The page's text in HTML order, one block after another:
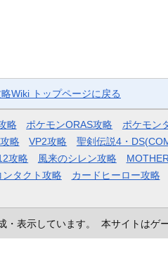
Wiki トップページに戻る
略 ポケモンORAS攻略 ポケモン
略 VP2攻略 聖剣伝説4・
攻略 風来のシレン攻略
ンタクト攻略 カードヒーロー攻略
・表示しています。 本サイトはゲ